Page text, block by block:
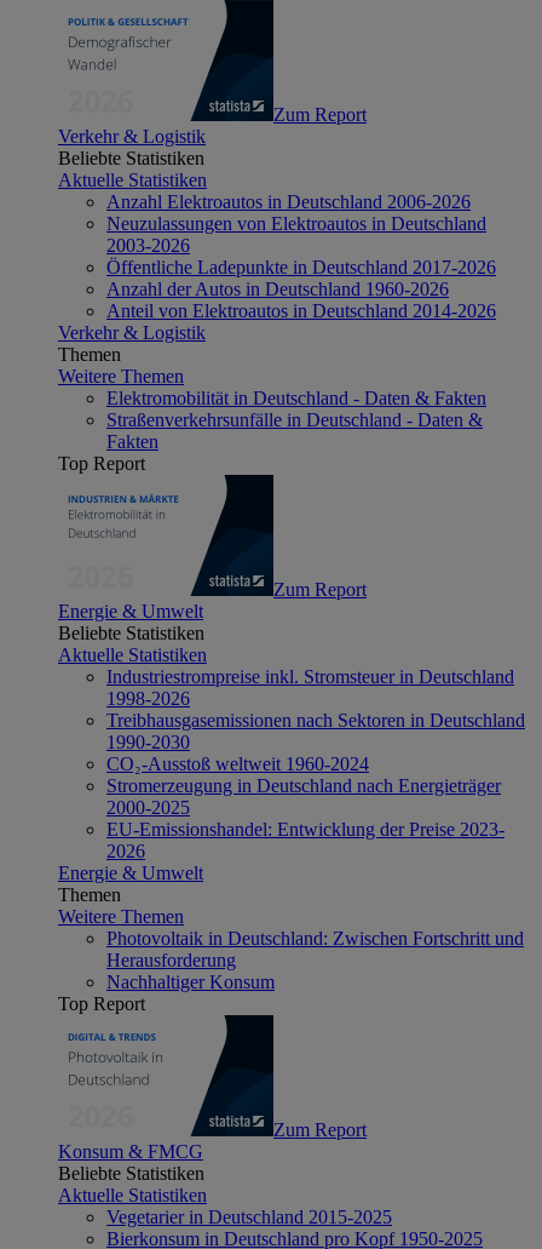
Zum Report
Verkehr & Logistik
Beliebte Statistiken
Aktuelle Statistiken
Anzahl Elektroautos in Deutschland 2006-2026
Neuzulassungen von Elektroautos in Deutschland
2003-2026
Öffentliche Ladepunkte in Deutschland 2017-2026
Anzahl der Autos in Deutschland 1960-2026
Anteil von Elektroautos in Deutschland 2014-2026
Verkehr & Logistik
Themen
Weitere Themen
Elektromobilität in Deutschland - Daten & Fakten
Straßenverkehrsunfälle in Deutschland - Daten &
Fakten
Top Report
Zum Report
Energie & Umwelt
Beliebte Statistiken
Aktuelle Statistiken
Industriestrompreise inkl. Stromsteuer in Deutschland
1998-2026
Treibhausgasemissionen nach Sektoren in Deutschland
1990-2030
CO₂-Ausstoß weltweit 1960-2024
Stromerzeugung in Deutschland nach Energieträger
2000-2025
EU-Emissionshandel: Entwicklung der Preise 2023-
2026
Energie & Umwelt
Themen
Weitere Themen
Photovoltaik in Deutschland: Zwischen Fortschritt und
Herausforderung
Nachhaltiger Konsum
Top Report
Zum Report
Konsum & FMCG
Beliebte Statistiken
Aktuelle Statistiken
Vegetarier in Deutschland 2015-2025
Bierkonsum in Deutschland pro Kopf 1950-2025